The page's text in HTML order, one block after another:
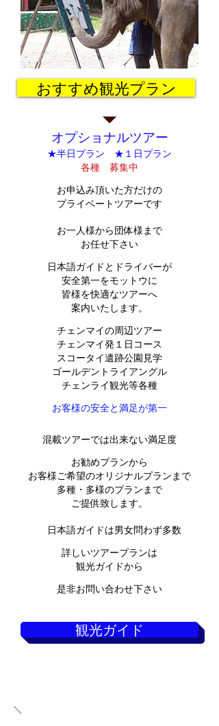
おすすめ観光プラン
オプショナルツアー
★半日プラン ★１日プラン
各種 募集中
お申込み頂いた方だけの
プライベートツアーです
お一人様から団体様まで
お任せ下さい
日本語ガイドとドライバーが
安全第一をモットウに
皆様を快適なツアーへ
案内いたします。
チェンマイの周辺ツアー
チェンマイ発１日コース
スコータイ遺跡公園見学
ゴールデントライアングル
チェンライ観光等各種
お客様の安全と満足が第一
混載ツアーでは出来ない満足度
お勧めプランから
お客様ご希望のオリジナルプランまで
多種・多様のプランまで
ご提供致します。
日本語ガイドは男女問わず多数
詳しいツアープランは
観光ガイドから
是非お問い合わせ下さい
観光ガイド